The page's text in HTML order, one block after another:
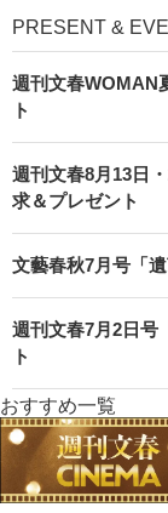
PRESENT &
週刊文春WOMAN
ト
週刊文春8月13日
求＆プレゼント
文藝春秋7月号「
週刊文春7月2日号
ト
おすすめ一覧